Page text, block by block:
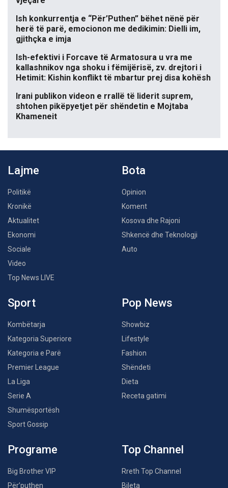
Ish konkurrentja e “Për’Puthen” bëhet nënë për
herë të parë, emocionon me dedikimin: Dielli im,
gjithçka e imja
Ish-efektivi i Forcave të Armatosura u vra me
kallashnikov nga shoku i fëmijërisë, zv. drejtori i
Hetimit: Kishin konflikt të mbartur prej disa kohësh
Irani publikon videon e rrallë të liderit suprem,
shtohen pikëpyetjet për shëndetin e Mojtaba
Khameneit
Lajme
Politikë
Kronikë
Aktualitet
Ekonomi
Sociale
Video
Top News LIVE
Bota
Opinion
Koment
Kosova dhe Rajoni
Shkencë dhe Teknologji
Auto
Sport
Kombëtarja
Kategoria Superiore
Kategoria e Parë
Premier League
La Liga
Serie A
Shumësportësh
Sport Gossip
Pop News
Showbiz
Lifestyle
Fashion
Shëndeti
Dieta
Receta gatimi
Programe
Big Brother VIP
Për’puthen
Top Channel
Rreth Top Channel
Bileta